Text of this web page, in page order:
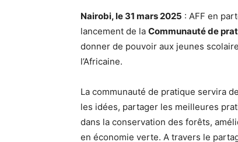
Nairobi, le 31 mars 2025 : AFF en
lancement de la Communauté de
donner de pouvoir aux jeunes
l’Africaine.
La communauté de pratique servira
les idées, partager les meilleures
dans la conservation des forêts,
en économie verte. A travers le